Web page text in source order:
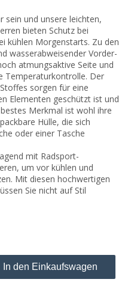
sein und unsere leichten,
bieten Schutz bei
kühlen Morgenstarts. Zu den
wasserabweisender Vorder-
atmungsaktive Seite und
Temperaturkontrolle. Der
sorgen für eine
Elementen geschützt ist und
Merkmal ist wohl ihre
Hülle, die sich
oder einer Tasche
mit Radsport-
um vor kühlen und
Mit diesen hochwertigen
Sie nicht auf Stil
In den Einkaufswagen